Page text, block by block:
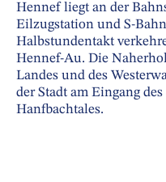
Hennef liegt an der
Eilzugstation und S-
Halbstundentakt
Hennef-Au. Die
Landes und des
der Stadt am Eingang
Hanfbachtales.